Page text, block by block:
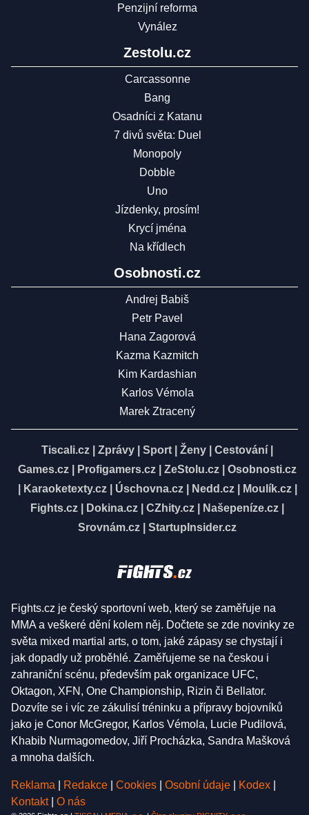
Penzijní reforma
Vynález
Zestolu.cz
Carcassonne
Bang
Osadníci z Katanu
7 divů světa: Duel
Monopoly
Dobble
Uno
Jízdenky, prosím!
Krycí jména
Na křídlech
Osobnosti.cz
Andrej Babiš
Petr Pavel
Hana Zagorová
Kazma Kazmitch
Kim Kardashian
Karlos Vémola
Marek Ztracený
Tiscali.cz Zprávy Sport Ženy Cestování
Games.cz
Profigamers.cz ZeStolu.cz
Osobnosti.cz
Karaoketexty.cz| Úschovna.cz| Nedd.cz| Moulík.cz|
Fights.cz
Dokina.cz CZhity.cz Našepeníze.cz
Srovnám.cz
StartupInsider.cz
Fights.cz je český sportovní web, který se zaměřuje na
MMA a veškeré dění kolem něj. Dočtete se zde novinky ze
světa mixed martial arts, o tom, jaké zápasy se chystají i
jak dopadly už proběhlé. Zaměřujeme se na českou i
zahraniční scénu, především pak organizace UFC,
Oktagon, XFN, One Championship, Rizin či Bellator.
Dozvíte se i víc ze zákulisí tréninku a přípravy bojovníků
jako je Conor McGregor, Karlos Vémola, Lucie Pudilová,
Khabib Nurmagomedov, Jiří Procházka, Sandra Mašková
a mnoha dalších.
Reklama Redakce Cookies Osobní údaje Kodex
Kontakt
O nás